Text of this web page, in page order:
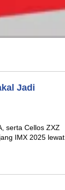
Jadi
serta Cellos ZXZ
IMX 2025 lewat